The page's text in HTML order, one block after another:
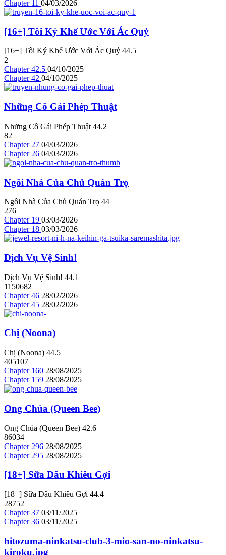
Chapter 11 04/03/2026
[16+] Tôi Ký Khế Ước Với Ác Quỷ
[16+] Tôi Ký Khế Ước Với Ác Quỷ 44.5
2
Chapter 42.5 04/10/2025
Chapter 42 04/10/2025
Những Cô Gái Phép Thuật
Những Cô Gái Phép Thuật 44.2
82
Chapter 27 04/03/2026
Chapter 26 04/03/2026
Ngôi Nhà Của Chủ Quán Trọ
Ngôi Nhà Của Chủ Quán Trọ 44
276
Chapter 19 03/03/2026
Chapter 18 03/03/2026
Dịch Vụ Vệ Sinh!
Dịch Vụ Vệ Sinh! 44.1
1150682
Chapter 46 28/02/2026
Chapter 45 28/02/2026
Chị (Noona)
Chị (Noona) 44.5
405107
Chapter 160 28/08/2025
Chapter 159 28/08/2025
Ong Chúa (Queen Bee)
Ong Chúa (Queen Bee) 42.6
86034
Chapter 296 28/08/2025
Chapter 295 28/08/2025
[18+] Sữa Dâu Khiêu Gợi
[18+] Sữa Dâu Khiêu Gợi 44.4
28752
Chapter 37 03/11/2025
Chapter 36 03/11/2025
hitozuma-ninkatsu-club-3-mio-san-no-ninkatsu-
kiroku.jpg